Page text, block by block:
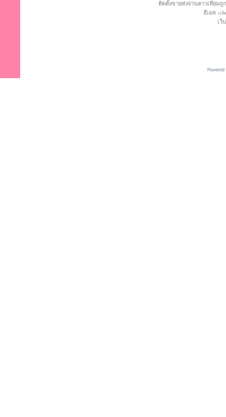
ติดตั้งขายส่งจานดาวเทียม
อีเมล
เว็